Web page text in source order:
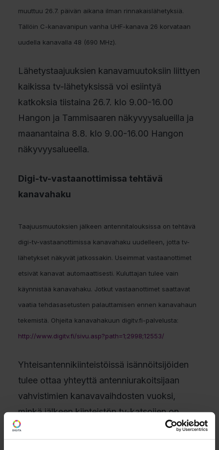
muuttuu 26.7. päivän aikana ilman rinnakaislähetyksiä.
Tällöin C-kanavanipun vanha UHF-kanava 26 korvataan
uudella kanavalla 48 (690 MHz).
Lähetystaajuuksien kanavamuutoksiin liittyen
kaikissa tv-lähetyksissä voi esiintyä
katkoksia tiistaina 26.7. klo 9.00-16.00
Hangon ja Tammisaaren näkyvyysalueilla ja
maanantaina 8.8. klo 9.00-16.00 Hangon
näkyvyysalueella.
Digi-tv-vastaanottimissa tehtävä
kanavahaku
Taajuusmuutoksien jälkeen antennitalouksissa on tehtävä
digi-tv-vastaanottimissa kanavahaku uudelleen, jotta tv-
lähetykset näkyvät jatkossakin. Useimmat vastaanottimet
etsivät kanavat automaattisesti. Kuluttajan tulee vain
käynnistää kanavahaku. Jotkut vastaanottimet saattavat
vaatia tehdasasetusten palauttamisen ennen kanavahaun
tekemistä. Ohjeita kanavahakuun digitv.fi-palvelusta:
http://www.digitv.fi/sivu.asp?path=1;2998;12553/
Yhteisantennikiinteistöissä isännöitsijöiden
tulee ottaa yhteyttä antenniurakoitsijaan
vahvistimien kanavavaihdosten vuoksi,
minkä jälkeen kiinteistön tv-katsojien on
tehtävä digivastaanottimissa kanavahaku
uudelleen.